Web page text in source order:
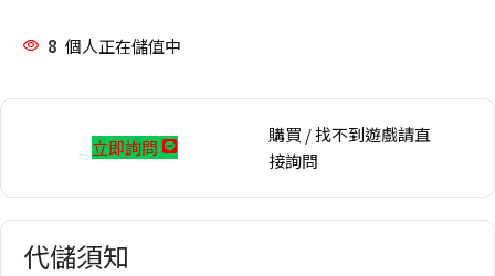
8 個人正在儲值中
立即詢問
購買 / 找不到遊戲請直
接詢問
代儲須知